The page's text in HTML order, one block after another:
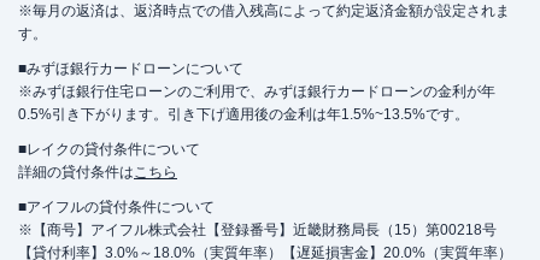
※毎月の返済は、返済時点での借入残高によって約定返済金額が設定されま
す。
■みずほ銀行カードローンについて
※みずほ銀行住宅ローンのご利用で、みずほ銀行カードローンの金利が年
0.5%引き下がります。引き下げ適用後の金利は年1.5%~13.5%です。
■レイクの貸付条件について
詳細の貸付条件はこちら
■アイフルの貸付条件について
※【商号】アイフル株式会社【登録番号】近畿財務局長（15）第00218号
【貸付利率】3.0%～18.0%（実質年率）【遅延損害金】20.0%（実質年率）